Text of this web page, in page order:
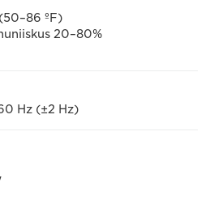
ºF)
20–80%
Hz (±2 Hz)